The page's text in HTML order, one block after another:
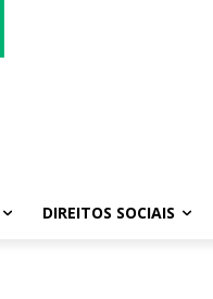
DIREITOS SOCIAIS